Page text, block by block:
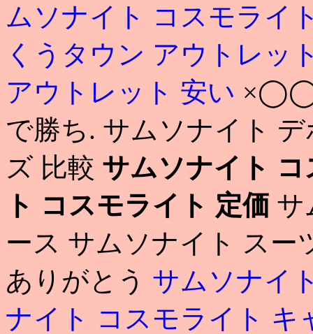
ムソナイト コスモライ
くうタウン アウトレッ
アウトレット 安い
で勝ち. サムソナイト
ズ 比較 サムソナイト
ト コスモライト 定価 サ
ース サムソナイト スー
ありがとう サムソナイ
ナイト コスモライト キ